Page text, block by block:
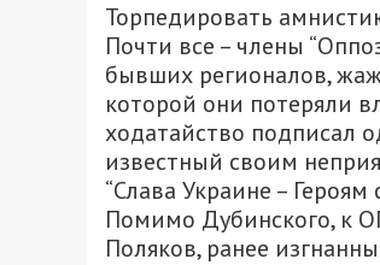
Торпедировать
Почти все – члены
бывших регионалов,
которой они потеряли
ходатайство подписал
известный своим
“Слава Украине –
Помимо Дубинского, к
Поляков, ранее